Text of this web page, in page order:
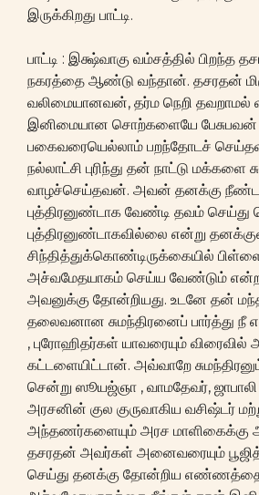
இருக்கிறது பாட்டி.
பாட்டி : இக்ஷ்வாகு வம்சத்தில் பிறந்த
நகரத்தை ஆண்டு வந்தான். தசரதன்
வலிமையானவன், தர்ம நெறி தவறாமல்
இனிமையான சொற்களையே பேசுபவன்
பகைவரையெல்லாம் பறந்தோடச்
நல்லாட்சி புரிந்து தன் நாட்டு மக்களை
வாழச்செய்தவன். அவன் தனக்கு நீண்ட
புத்திரனுண்டாக வேண்டி தவம் செய்து
புத்திரனுண்டாகவில்லை என்று
சிந்தித்துக்கொண்டிருக்கையில்
அச்வமேதயாகம் செய்ய வேண்டும்
அவனுக்கு தோன்றியது. உடனே தன்
தலைவனான சுமந்திரனைப் பார்த்து நீ
, புரோஹிதர்கள் யாவரையும்
கட்டளையிட்டான். அவ்வாறே
சென்று ஸூயஜ்ஞா , வாமதேவர், ஜாபாலி
அரசனின் குல குருவாகிய வசிஷ்டர்
அந்தணர்களையும் அரச மாளிகைக்கு
தசரதன் அவர்கள் அனைவரையும்
செய்து தனக்கு தோன்றிய